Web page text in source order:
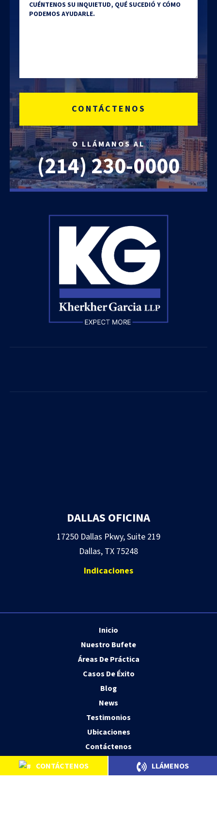
O LLÁMANOS AL
(214)230-0000
DALLAS OFICINA
17250 Dallas Pkwy, Suite 219
Dallas, TX 75248
Indicaciones
Inicio
Nuestro Bufete
Áreas De Práctica
Casos De Éxito
Blog
News
Testimonios
Ubicaciones
Contáctenos
CONTÁCTENOS LLÁMENOS